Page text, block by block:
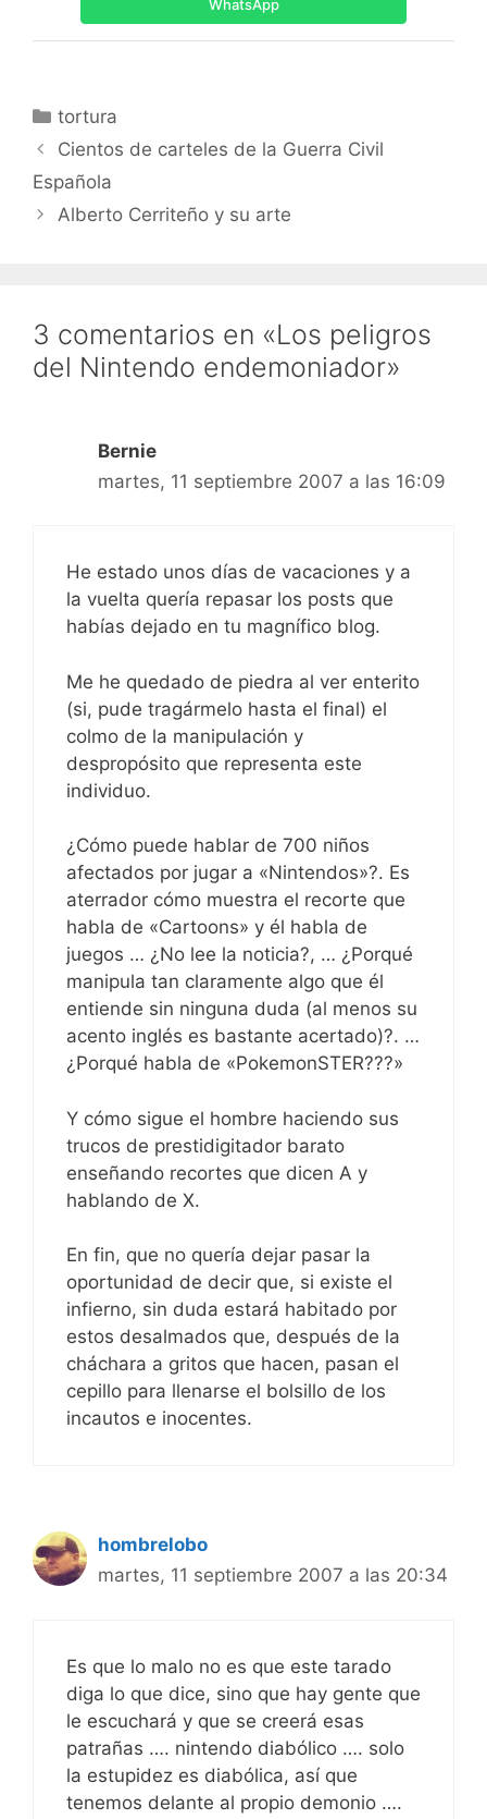
WhatsApp
Categorías
tortura
Cientos de carteles de la Guerra Civil
Española
Alberto Cerriteño y su arte
3 comentarios en «Los peligros
del Nintendo endemoniador»
Bernie
martes, 11 septiembre 2007 a las 16:09
He estado unos días de vacaciones y a
la vuelta quería repasar los posts que
habías dejado en tu magnífico blog.
Me he quedado de piedra al ver enterito
(si, pude tragármelo hasta el final) el
colmo de la manipulación y
despropósito que representa este
individuo.
¿Cómo puede hablar de 700 niños
afectados por jugar a «Nintendos»?. Es
aterrador cómo muestra el recorte que
habla de «Cartoons» y él habla de
juegos … ¿No lee la noticia?, … ¿Porqué
manipula tan claramente algo que él
entiende sin ninguna duda (al menos su
acento inglés es bastante acertado)?. …
¿Porqué habla de «PokemonSTER???»
Y cómo sigue el hombre haciendo sus
trucos de prestidigitador barato
enseñando recortes que dicen A y
hablando de X.
En fin, que no quería dejar pasar la
oportunidad de decir que, si existe el
infierno, sin duda estará habitado por
estos desalmados que, después de la
cháchara a gritos que hacen, pasan el
cepillo para llenarse el bolsillo de los
incautos e inocentes.
hombrelobo
martes, 11 septiembre 2007 a las 20:34
Es que lo malo no es que este tarado
diga lo que dice, sino que hay gente que
le escuchará y que se creerá esas
patrañas …. nintendo diabólico …. solo
la estupidez es diabólica, así que
tenemos delante al propio demonio ….